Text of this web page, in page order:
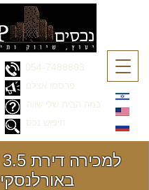
054-7488803
כמה הבית שלי שווה
פרסמו אצלנו
חיפוש נכס
באורלנסקי